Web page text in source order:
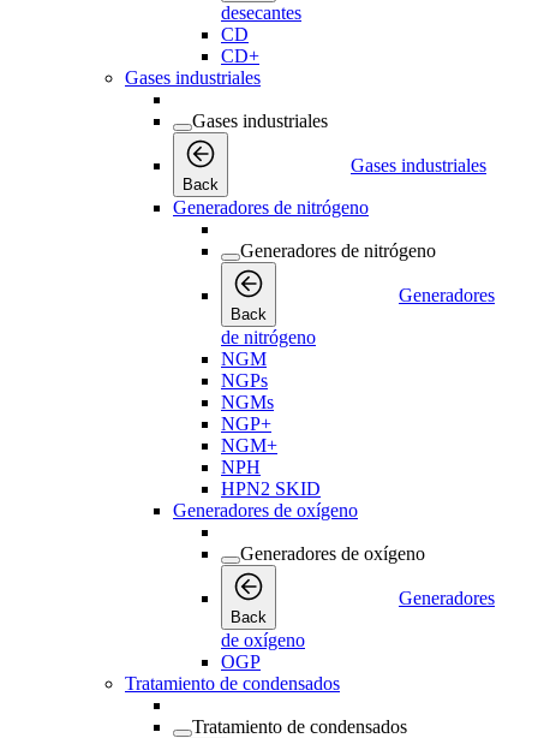
desecantes
CD
CD+
Gases industriales
Gases industriales
Back
Gases industriales
Generadores de nitrógeno
Generadores de nitrógeno
Back
Generadores
de nitrógeno
NGM
NGPs
NGMs
NGP+
NGM+
NPH
HPN2 SKID
Generadores de oxígeno
Generadores de oxígeno
Back
Generadores
de oxígeno
OGP
Tratamiento de condensados
Tratamiento de condensados